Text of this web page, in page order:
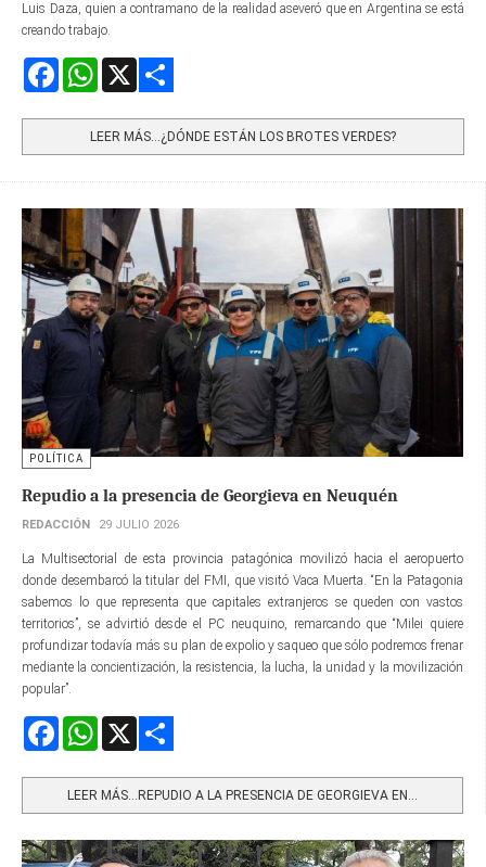
Luis Daza, quien a contramano de la realidad aseveró que en Argentina se está
creando trabajo.
FacebookWhatsApp
LEER MÁS…¿DÓNDE ESTÁN LOS BROTES VERDES?
POLÍTICA
Repudio a la presencia de Georgieva en Neuquén
REDACCIÓN 29 JULIO 2026
La Multisectorial de esta provincia patagónica movilizó hacia el aeropuerto
donde desembarcó la titular del FMI, que visitó Vaca Muerta. “En la Patagonia
sabemos lo que representa que capitales extranjeros se queden con vastos
territorios”, se advirtió desde el PC neuquino, remarcando que “Milei quiere
profundizar todavía más su plan de expolio y saqueo que sólo podremos frenar
mediante la concientización, la resistencia, la lucha, la unidad y la movilización
popular”.
FacebookWhatsApp
LEER MÁS…REPUDIO A LA PRESENCIA DE GEORGIEVA EN...